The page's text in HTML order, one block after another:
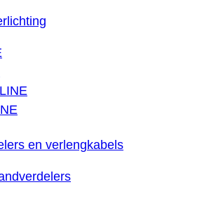
en verlengkabels